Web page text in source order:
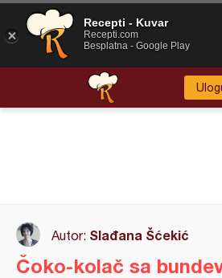
Autor: Slađana Šćekić
Čoko-kolač sa
Recepti - Kuvar
Recepti.com
Besplatna - Google Play